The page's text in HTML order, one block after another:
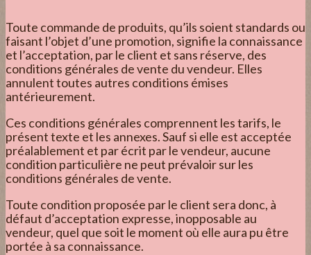
Toute commande de produits, qu’ils soient standards ou
faisant l’objet d’une promotion, signifie la connaissance
et l’acceptation, par le client et sans réserve, des
conditions générales de vente du vendeur. Elles
annulent toutes autres conditions émises
antérieurement.
Ces conditions générales comprennent les tarifs, le
présent texte et les annexes. Sauf si elle est acceptée
préalablement et par écrit par le vendeur, aucune
condition particulière ne peut prévaloir sur les
conditions générales de vente.
Toute condition proposée par le client sera donc, à
défaut d’acceptation expresse, inopposable au
vendeur, quel que soit le moment où elle aura pu être
portée à sa connaissance.